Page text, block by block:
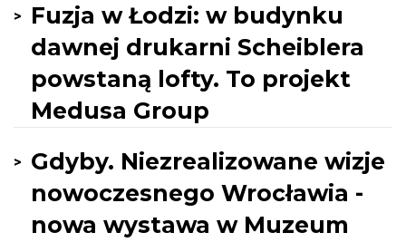
Fuzja w Łodzi: w budynku
dawnej drukarni Scheiblera
powstaną lofty. To projekt
Medusa Group
Gdyby. Niezrealizowane wizje
nowoczesnego Wrocławia -
nowa wystawa w Muzeum